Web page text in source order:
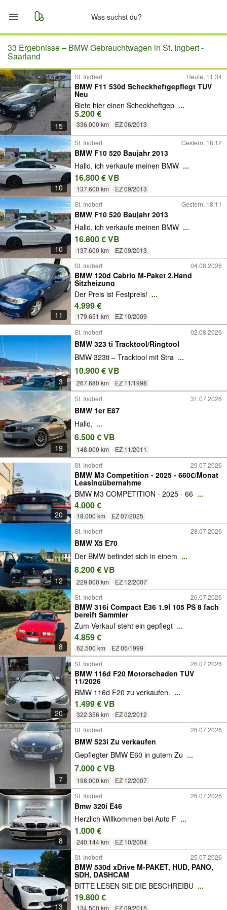
Start
Merkliste
Nachrichten
Anzeige aufgeben
33 Ergebnisse – BMW Gebrauchtwagen in St. Ingbert -
Saarland
15
St. Ingbert Heute, 11:34
BMW F11 530d Scheckheftgepflegt TÜV
Neu
Biete hier einen Scheckheftgep ...
5.200 €
336.000 km EZ 06/2013
10
St. Ingbert Gestern, 18:12
BMW F10 520 Baujahr 2013
Hallo, ich verkaufe meinen BMW ...
16.800 € VB
137.600 km EZ 09/2013
10
St. Ingbert Gestern, 18:11
BMW F10 520 Baujahr 2013
Hallo, ich verkaufe meinen BMW ...
16.800 € VB
137.600 km EZ 09/2013
11
St. Ingbert 04.08.2026
BMW 120d Cabrio M-Paket 2.Hand
Sitzheizung
Der Preis ist Festpreis! ...
4.999 €
179.651 km EZ 10/2009
3
St. Ingbert 02.08.2026
BMW 323 ti Tracktool/Ringtool
BMW 323ti – Tracktool mit Stra ...
10.900 € VB
267.680 km EZ 11/1998
19
St. Ingbert 31.07.2026
BMW 1er E87
Hallo, ...
6.500 € VB
148.000 km EZ 11/2011
20
St. Ingbert 29.07.2026
BMW M3 Competition - 2025 - 660€/Monat
Leasingübernahme
BMW M3 COMPETITION - 2025 - 66 ...
4.000 €
18.000 km EZ 07/2025
12
St. Ingbert 28.07.2026
BMW X5 E70
Der BMW befindet sich in einem ...
8.200 € VB
229.000 km EZ 12/2007
8
St. Ingbert 26.07.2026
BMW 316i Compact E36 1.9l 105 PS 8 fach
bereift Sammler
Zum Verkauf steht ein gepflegt ...
4.859 €
62.500 km EZ 05/1999
20
St. Ingbert 26.07.2026
BMW 116d F20 Motorschaden TÜV
11/2026
BMW 116d F20 zu verkaufen. ...
1.499 € VB
322.356 km EZ 02/2012
7
St. Ingbert 26.07.2026
BMW 523i Zu verkaufen
Gepflegter BMW E60 in gutem Zu ...
7.000 € VB
198.000 km EZ 12/2007
8
St. Ingbert 26.07.2026
Bmw 320i E46
Herzlich Willkommen bei Auto F ...
1.000 €
240.144 km EZ 10/2004
13
St. Ingbert 25.07.2026
BMW 530d xDrive M-PAKET, HUD, PANO,
SDH, DASHCAM
BITTE LESEN SIE DIE BESCHREIBU ...
19.800 €
134.500 km EZ 09/2015